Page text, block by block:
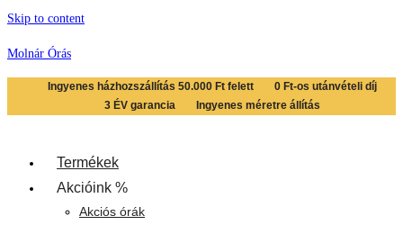
Skip to content
Molnár Órás
Ingyenes házhozszállítás 50.000 Ft felett
0 Ft-os utánvételi díj
3 ÉV garancia
Ingyenes méretre állítás
Termékek
Akcióink %
Akciós órák